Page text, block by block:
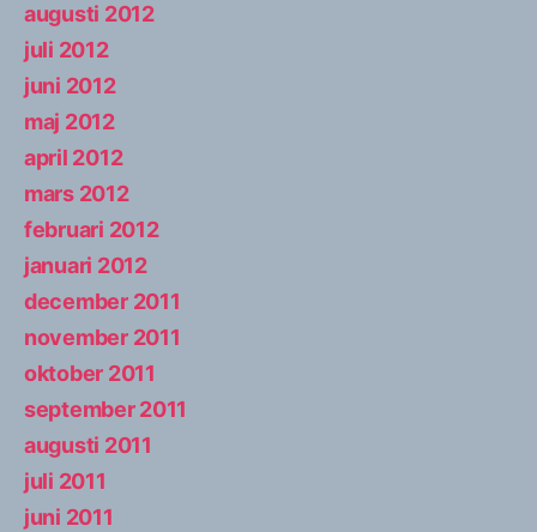
augusti 2012
juli 2012
juni 2012
maj 2012
april 2012
mars 2012
februari 2012
januari 2012
december 2011
november 2011
oktober 2011
september 2011
augusti 2011
juli 2011
juni 2011